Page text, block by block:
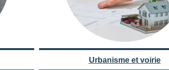
Urbanisme et voirie